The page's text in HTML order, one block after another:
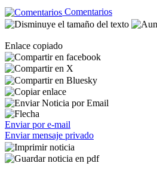
Comentarios
Enlace copiado
Enviar por e-mail
Enviar mensaje privado